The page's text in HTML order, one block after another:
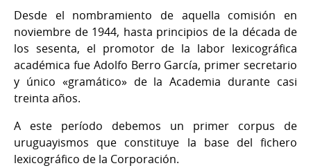
Desde el nombramiento de aquella comisión en
noviembre de 1944, hasta principios de la década de
los sesenta, el promotor de la labor lexicográfica
académica fue Adolfo Berro García, primer secretario
y único «gramático» de la Academia durante casi
treinta años.
A este período debemos un primer corpus de
uruguayismos que constituye la base del fichero
lexicográfico de la Corporación.